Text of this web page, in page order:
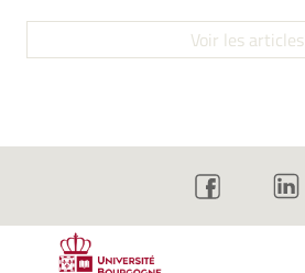
Voir les articles